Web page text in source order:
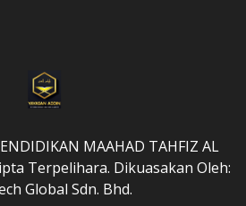
MAAHAD TAHFIZ AL
Terpelihara. Dikuasakan Oleh:
Global Sdn. Bhd.